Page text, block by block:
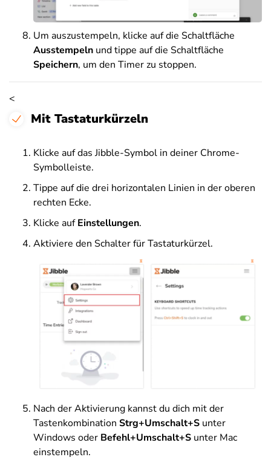
Um auszustempeln, klicke auf die Schaltfläche
Ausstempeln und tippe auf die Schaltfläche
Speichern, um den Timer zu stoppen.
<
Mit Tastaturkürzeln
Klicke auf das Jibble-Symbol in deiner Chrome-
Symbolleiste.
Tippe auf die drei horizontalen Linien in der oberen
rechten Ecke.
Klicke aufEinstellungen.
Aktiviere den Schalter für Tastaturkürzel.
Nach der Aktivierung kannst du dich mit der
Tastenkombination Strg+Umschalt+S unter
Windows oder Befehl+Umschalt+S unter Mac
einstempeln.